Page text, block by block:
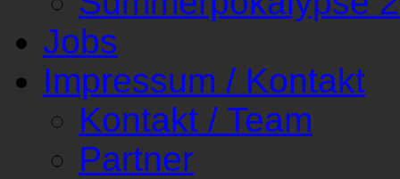
Jobs
Impressum / Kontakt
Kontakt / Team
Partner